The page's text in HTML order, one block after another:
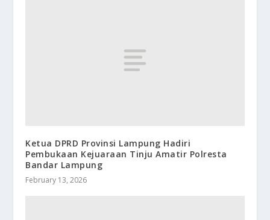
Ketua DPRD Provinsi Lampung Hadiri
Pembukaan Kejuaraan Tinju Amatir Polresta
Bandar Lampung
February 13, 2026